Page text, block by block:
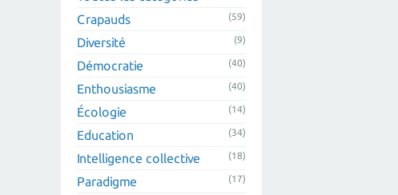
Crapauds
(59)
Diversité (9)
Démocratie (40)
Enthousiasme (40)
Écologie (14)
Education (34)
Intelligence collective (18)
Paradigme (17)